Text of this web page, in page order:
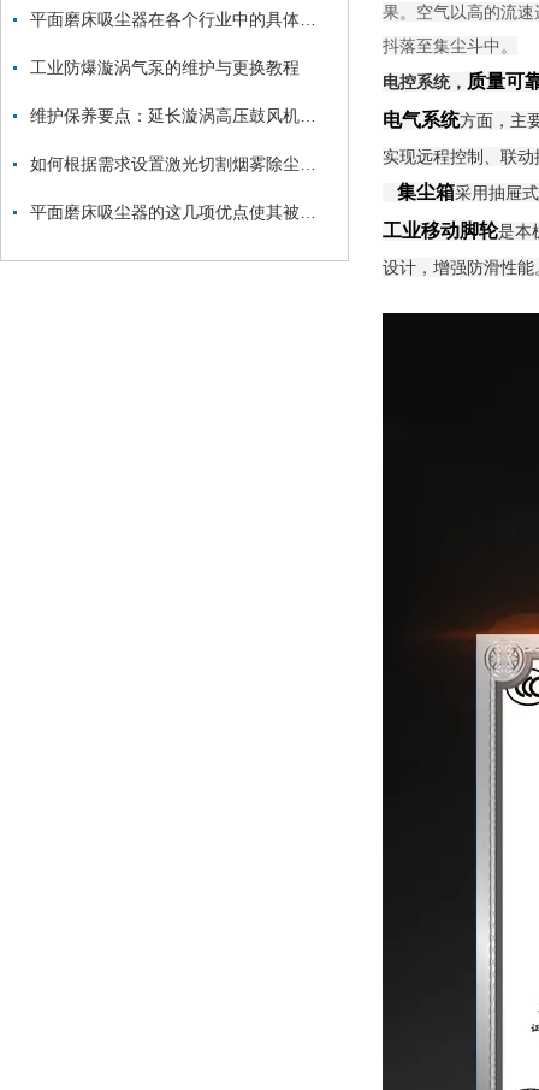
工业防爆漩涡气泵的维护与更换教程
果。空气以高的流
抖落至集尘斗中。
电控系统， 质量可
电气系统方面，主
实现远程控制、联
集尘箱采用抽屉
工业移动脚轮是本
设计，增强防滑性能